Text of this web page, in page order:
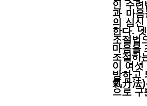
인 수련
과 마
의 심
한다.
조절법
마음을
조절하
이 여섯
방하고
氣丹法
으로 구